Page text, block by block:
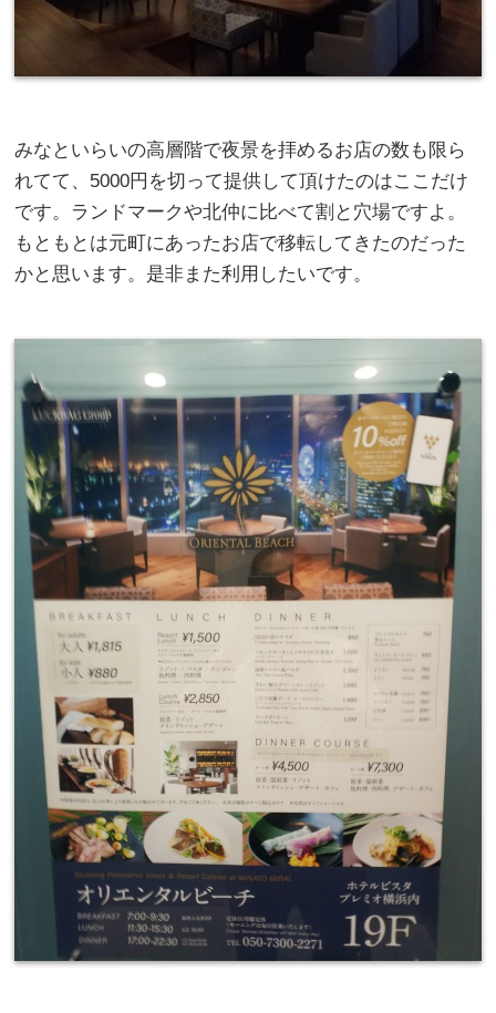
みなといらいの高層階で夜景を拝めるお店の数も限ら
れてて、5000円を切って提供して頂けたのはここだけ
です。ランドマークや北仲に比べて割と穴場ですよ。
もともとは元町にあったお店で移転してきたのだった
かと思います。是非また利用したいです。